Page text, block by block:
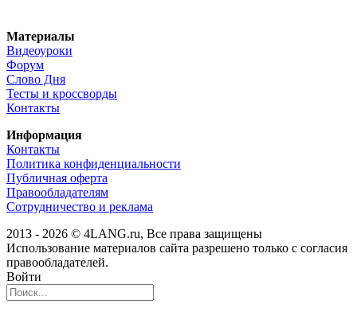
Материалы
Видеоуроки
Форум
Слово Дня
Тесты и кроссворды
Контакты
Информация
Контакты
Политика конфиденциальности
Публичная оферта
Правообладателям
Сотрудничество и реклама
2013 - 2026 © 4LANG.ru, Все права защищены
Использование материалов сайта разрешено только с согласия
правообладателей.
Войти